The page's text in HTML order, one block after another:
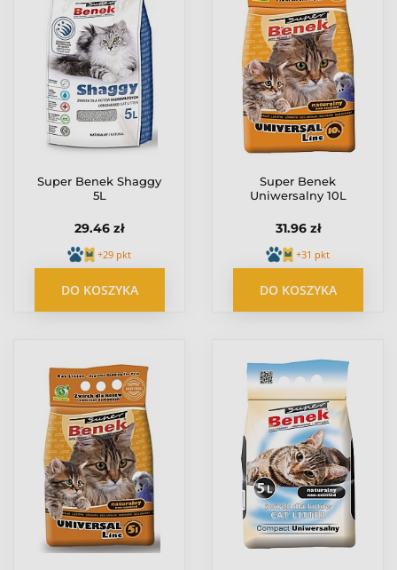
Super Benek Shaggy
5L
29.46 zł
+29 pkt
DO KOSZYKA
Super Benek
Uniwersalny 10L
31.96 zł
+31 pkt
DO KOSZYKA